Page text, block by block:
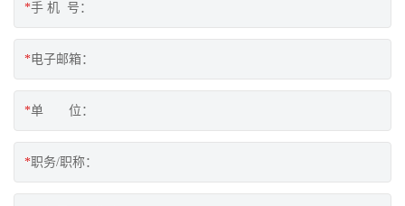
*手 机 号：
*电子邮箱：
*单 位：
*职务/职称：